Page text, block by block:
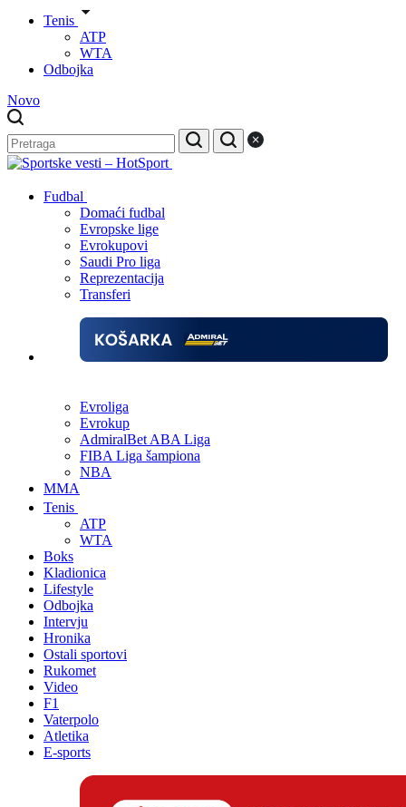
Tenis
ATP
WTA
Odbojka
Novo
Fudbal
Domaći fudbal
Evropske lige
Evrokupovi
Saudi Pro liga
Reprezentacija
Transferi
Evroliga
Evrokup
AdmiralBet ABA Liga
FIBA Liga šampiona
NBA
MMA
Tenis
ATP
WTA
Boks
Kladionica
Lifestyle
Odbojka
Intervju
Hronika
Ostali sportovi
Rukomet
Video
F1
Vaterpolo
Atletika
E-sports